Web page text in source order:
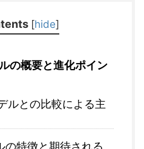
[hide]
の概要と進化ポイン
ルとの比較による主
の特徴と期待される